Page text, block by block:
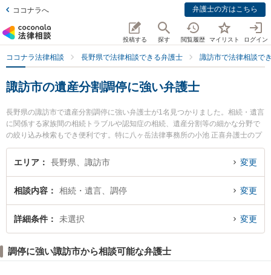
ココナラへ 弁護士の方はこちら
投稿する 探す 閲覧履歴 マイリスト ログイン
ココナラ法律相談 長野県で法律相談できる弁護士 諏訪市で法律相談で
諏訪市の遺産分割調停に強い弁護士
長野県の諏訪市で遺産分割調停に強い弁護士が1名見つかりました。相続・遺言
に関係する家族間の相続トラブルや認知症の相続、遺産分割等の細かな分野で
の絞り込み検索もでき便利です。特に八ヶ岳法律事務所の小池 正喜弁護士のプ
ロフィール情報や弁護士費用、強みなどが注目されています。『諏訪市で土日
や夜間に発生した遺産分割調停のトラブルを今すぐに弁護士に相談したい』
い』などでお困りの相談者さんにおすすめです。
エリア 長野県、諏訪市 変更
相談内容 相続・遺言、調停 変更
詳細条件 未選択 変更
調停に強い諏訪市から相談可能な弁護士